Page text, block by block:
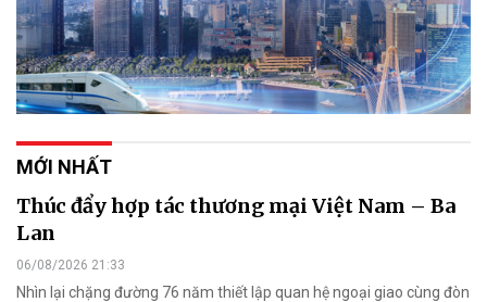
MỚI NHẤT
Thúc đẩy hợp tác thương mại Việt Nam – Ba
Lan
06/08/2026 21:33
Nhìn lại chặng đường 76 năm thiết lập quan hệ ngoại giao cùng đòn